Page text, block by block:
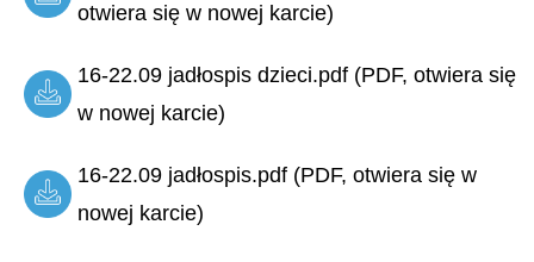
otwiera się w nowej karcie)
16-22.09 jadłospis dzieci.pdf (PDF, otwiera się
w nowej karcie)
16-22.09 jadłospis.pdf (PDF, otwiera się w
nowej karcie)